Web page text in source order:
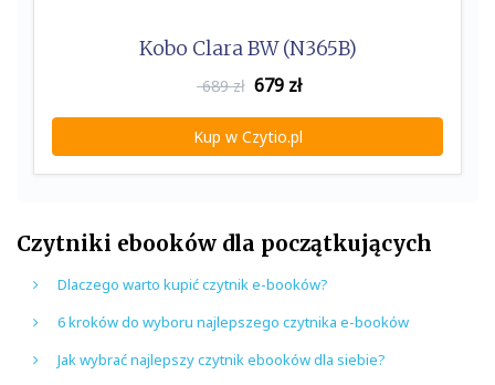
Kobo Clara BW (N365B)
689 zł 679 zł
Kup w Czytio.pl
Czytniki ebooków dla początkujących
Dlaczego warto kupić czytnik e-booków?
6 kroków do wyboru najlepszego czytnika e-booków
Jak wybrać najlepszy czytnik ebooków dla siebie?